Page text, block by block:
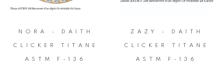
NORA - DAITH
CLICKER TITANE
ASTM F-136
ZAZY - DAITH
CLICKER TITANE
ASTM F-136